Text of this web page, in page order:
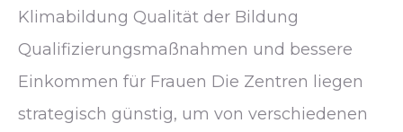
Klimabildung Qualität der Bildung
Qualifizierungsmaßnahmen und bessere
Einkommen für Frauen Die Zentren liegen
strategisch günstig, um von verschiedenen